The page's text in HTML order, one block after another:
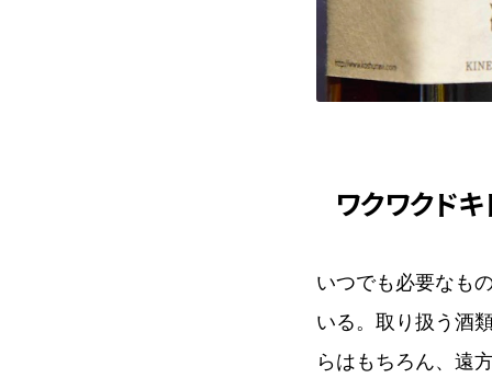
ワクワクド
いつでも必要なも
いる。取り扱う酒
らはもちろん、遠